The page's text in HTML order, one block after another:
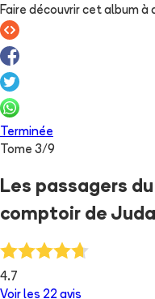
Faire découvrir cet album à
Terminée
Tome 3/9
Les passagers
comptoir de Juda
4.7
Voir les 22 avis